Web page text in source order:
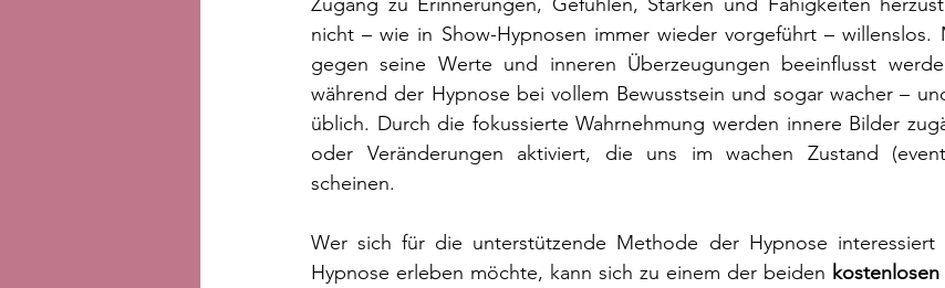
nicht – wie in Show-Hypnosen immer wieder vorgeführt – willenslos.
gegen seine Werte und inneren Überzeugungen beeinflusst
während der Hypnose bei vollem Bewusstsein und sogar wacher –
üblich. Durch die fokussierte Wahrnehmung werden innere Bilder
oder Veränderungen aktiviert, die uns im wachen Zustand
scheinen.
Wer sich für die unterstützende Methode der Hypnose interessiert
Hypnose erleben möchte, kann sich zu einem der beiden